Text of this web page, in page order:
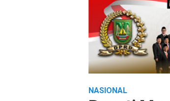
NASIONAL